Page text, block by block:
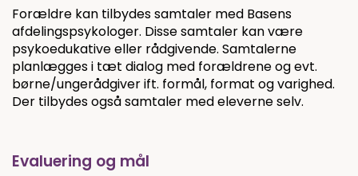
Forældre kan tilbydes samtaler med Basens
afdelingspsykologer. Disse samtaler kan være
psykoedukative eller rådgivende. Samtalerne
planlægges i tæt dialog med forældrene og evt.
børne/ungerådgiver ift. formål, format og varighed.
Der tilbydes også samtaler med eleverne selv.
Evaluering og mål